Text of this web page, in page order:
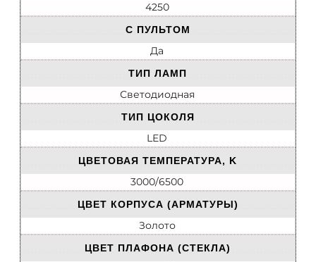
4250
С ПУЛЬТОМ
Да
ТИП ЛАМП
Светодиодная
ТИП ЦОКОЛЯ
LED
ЦВЕТОВАЯ ТЕМПЕРАТУРА, K
3000/6500
ЦВЕТ КОРПУСА (АРМАТУРЫ)
Золото
ЦВЕТ ПЛАФОНА (СТЕКЛА)